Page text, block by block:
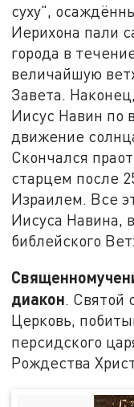
суху",
Иерихона пали
города в
величайшую
Завета.
Иисус Навин по
движение
Скончался
старцем после
Израилем. Все
Иисуса Навина,
библейского
диакон. Святой
Церковь,
персидского
Рождества